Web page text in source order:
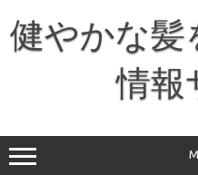
テ健やかな髪
情報